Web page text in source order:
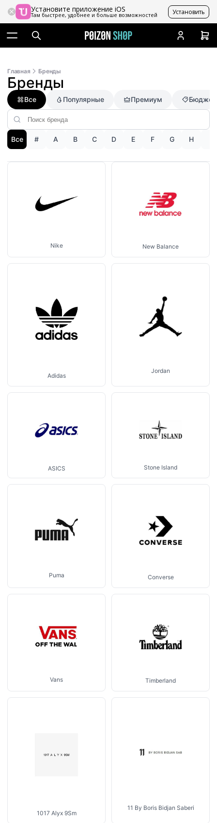
Установите приложение iOS
Там быстрее, удобнее и больше возможностей Установить
Главная Бренды
Бренды
Все Популярные Премиум
Все # A B C D E F G H
Nike New Balance
Adidas
Jordan
ASICS Stone Island
Puma Converse
Vans Timberland
1017 Alyx 9Sm
11 By Boris Bidjan Saberi